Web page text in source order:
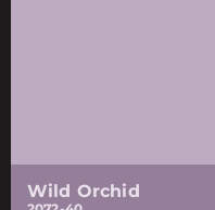
Wild Orchid